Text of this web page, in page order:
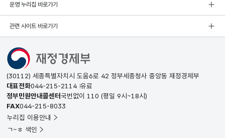
운영 누리집 바로가기
관련 사이트 바로가기
(30112) 세종특별자치시 도움6로 42 정부세종청사 중앙동 재정경제부
대표전화044-215-2114 유료
정부민원안내콜센터국번없이 110 (평일 9시~18시)
FAX044-215-8033
누리집 이용안내
ㄱ~ㅎ 색인